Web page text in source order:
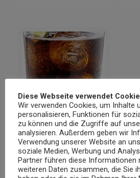
Diese Webseite verwendet
Wir verwenden Cookies, um Inhalte
personalisieren, Funktionen für
zu können und die Zugriffe auf
analysieren. Außerdem geben wir
Verwendung unserer Website an
soziale Medien, Werbung und
Partner führen diese Informationen
weiteren Daten zusammen, die Sie